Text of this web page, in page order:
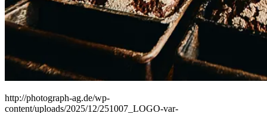
Corporate
Sports
http://photograph-ag.de/wp-
content/uploads/2025/12/251007_LOGO-var-